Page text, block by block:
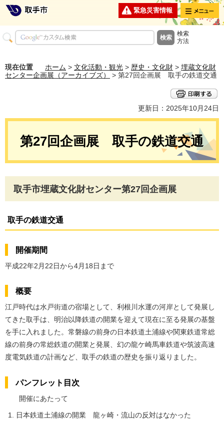
緊急災害情報 メニュー
検索
方法
現在位置 ホーム > 文化活動・観光 > 歴史・文化財 > 埋蔵文化財
センター企画展（アーカイブズ）
> 第27回企画展 取手の鉄道交通
更新日：2025年10月24日
第27回企画展 取手の鉄道交通
取手市埋蔵文化財センター第27回企画展
取手の鉄道交通
開催期間
平成22年2月22日から4月18日まで
概要
江戸時代は水戸街道の宿場として、利根川水運の河岸として発展し
てきた取手は、明治以降鉄道の開業を迎えて現在に至る発展の基盤
を手に入れました。常磐線の前身の日本鉄道土浦線や関東鉄道常総
線の前身の常総鉄道の開業と発展、幻の龍ケ崎馬車鉄道や筑波高速
度電気鉄道の計画など、取手の鉄道の歴史を振り返りました。
パンフレット目次
開催にあたって
日本鉄道土浦線の開業 龍ヶ崎・流山の反対はなかった